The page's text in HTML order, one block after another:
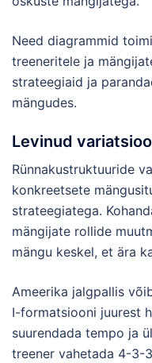
Need diagrammid
treeneritele ja
strateegiaid ja
mängudes.
Levinud
Rünnakustruktuuride
konkreetsete
strateegiatega.
mängijate rollide
mängu keskel, et ära
Ameerika jalgpallis
I-formatsiooni juurest
suurendada tempo ja
treener vahetada 4-3-